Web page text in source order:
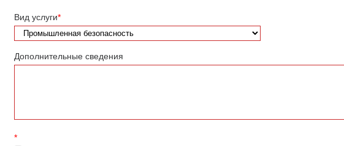
Вид услуги*
Дополнительные сведения
*